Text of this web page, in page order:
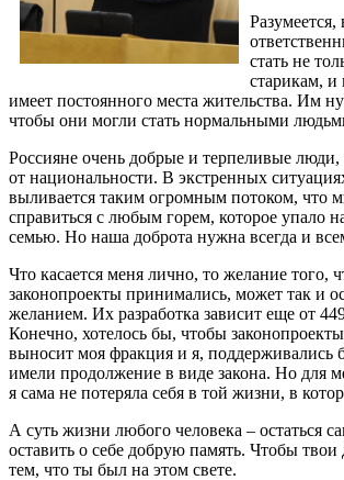
стать не
старикам, и
имеет постоянного места жительства. Им
чтобы они могли стать нормальными
Россияне очень добрые и терпеливые люди,
от национальности. В экстренных
выливается таким огромным потоком, что
справиться с любым горем, которое упало
семью. Но наша доброта нужна всегда и
Что касается меня лично, то желание того,
законопроекты принимались, может так и
желанием. Их разработка зависит еще от
Конечно, хотелось бы, чтобы
выносит моя фракция и я, поддерживались
имели продолжение в виде закона. Но для
я сама не потеряла себя в той жизни, в
А суть жизни любого человека – остаться
оставить о себе добрую память. Чтобы твои
тем, что ты был на этом свете.